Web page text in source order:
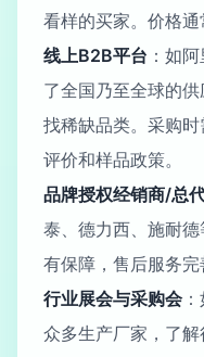
看样的买家。价格通
线上B2B平台 ：如
了全国乃至全球的
找稀缺品类。采购
评价和样品政策。
品牌授权经销商/总
泰、德力西、施耐
有保障，售后服务完
行业展会与采购会
众多生产厂家，了